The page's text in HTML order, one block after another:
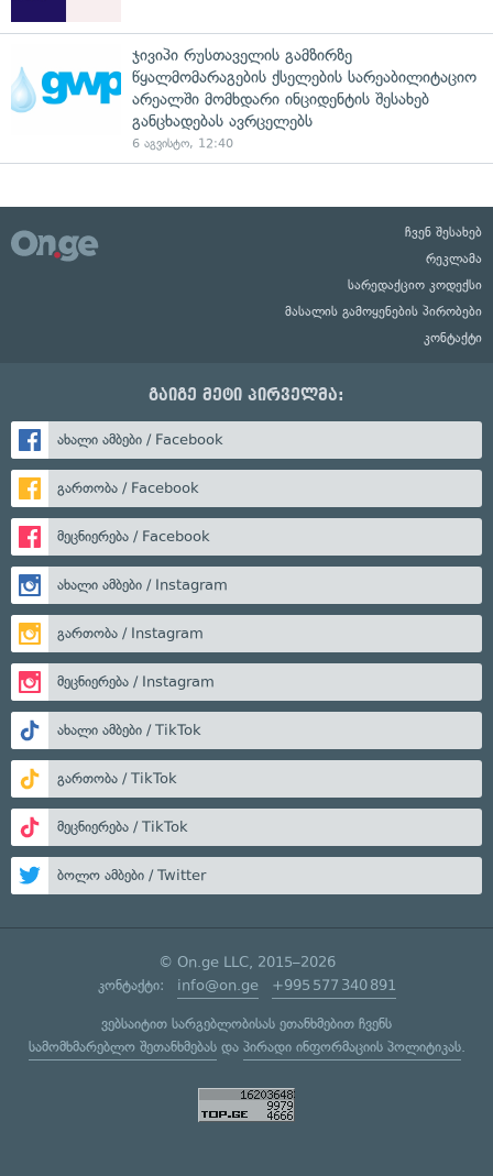
ჯივიპი რუსთაველის გამზირზე
წყალმომარაგების ქსელების სარეაბილიტაციო
არეალში მომხდარი ინციდენტის შესახებ
განცხადებას ავრცელებს
6 აგვისტო, 12:40
ჩვენ შესახებ
რეკლამა
სარედაქციო კოდექსი
მასალის გამოყენების პირობები
კონტაქტი
გაიგე მეტი პირველმა:
ახალი ამბები / Facebook
გართობა / Facebook
მეცნიერება / Facebook
ახალი ამბები / Instagram
გართობა / Instagram
მეცნიერება / Instagram
ახალი ამბები / TikTok
გართობა / TikTok
მეცნიერება / TikTok
ბოლო ამბები / Twitter
© On.ge LLC, 2015–2026
კონტაქტი: info@on.ge +995 577 340 891
ვებსაიტით სარგებლობისას ეთანხმებით ჩვენს
სამომხმარებლო შეთანხმებასდა პირადი ინფორმაციის პოლიტიკას.